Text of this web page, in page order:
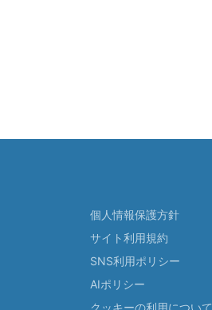
個人情報保護方針
サイト利用規約
SNS利用ポリシー
AIポリシー
クッキーの利用について